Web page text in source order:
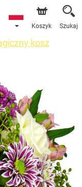
naszego
termin dostawy
Koszyk Szukaj
kosz